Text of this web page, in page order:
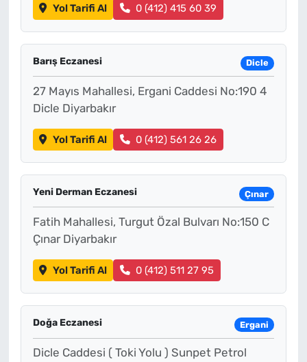
Yol Tarifi Al 0 (412) 415 60 39
Barış Eczanesi Dicle
27 Mayıs Mahallesi, Ergani Caddesi No:190 4
Dicle Diyarbakır
Yol Tarifi Al 0 (412) 561 26 26
Yeni Derman Eczanesi Çınar
Fatih Mahallesi, Turgut Özal Bulvarı No:150 C
Çınar Diyarbakır
Yol Tarifi Al 0 (412) 511 27 95
Doğa Eczanesi Ergani
Dicle Caddesi ( Toki Yolu ) Sunpet Petrol